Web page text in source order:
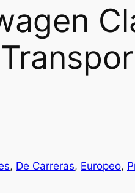
, De Carreras, Europeo,